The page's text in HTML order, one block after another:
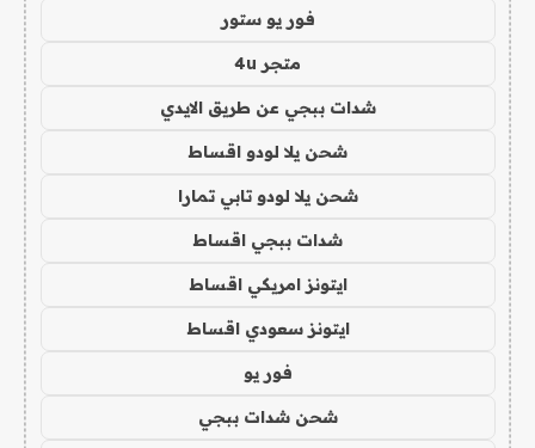
فور يو ستور
متجر 4u
شدات ببجي عن طريق الايدي
شحن يلا لودو اقساط
شحن يلا لودو تابي تمارا
شدات ببجي اقساط
ايتونز امريكي اقساط
ايتونز سعودي اقساط
فور يو
شحن شدات ببجي